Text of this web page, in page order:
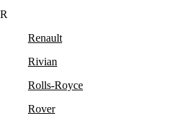
R
Renault
Rivian
Rolls-Royce
Rover